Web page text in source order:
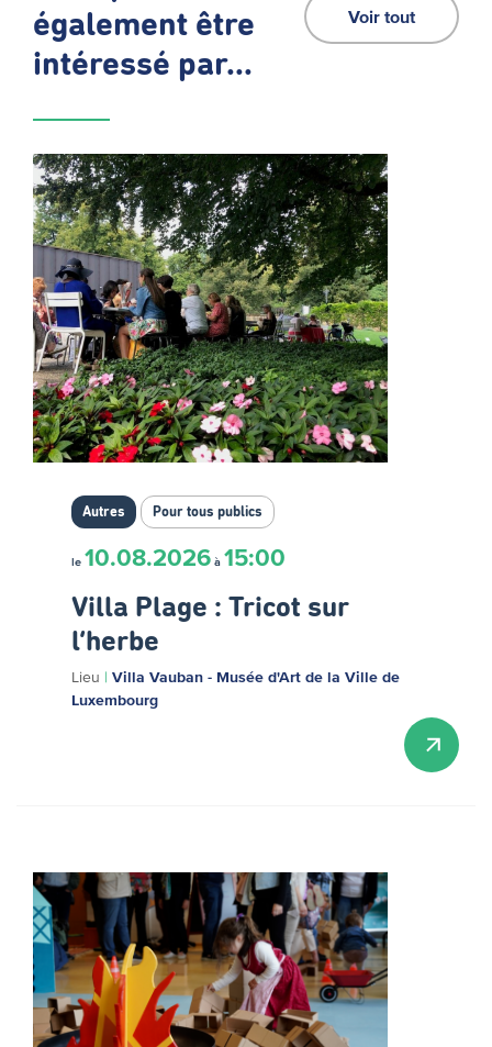
également être
intéressé par...
Voir tout
Autres Pour tous publics
le 10.08.2026 à 15:00
Villa Plage : Tricot sur
l’herbe
Lieu | Villa Vauban - Musée d'Art de la Ville de
Luxembourg